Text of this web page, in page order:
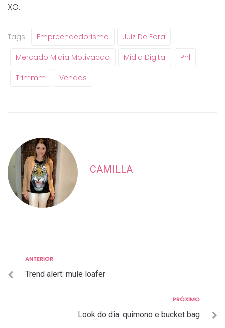
XO.
Tags: Empreendedorismo Juiz De Fora
Mercado Midia Motivacao Midia Digital Pnl
Trimmm Vendas
CAMILLA
Navegação
de
Anterior
ANTERIOR
Trend alert: mule loafer
PRÓXIMO
Look do dia: quimono e bucket bag